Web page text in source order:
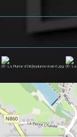
(© :La Plume d’Oie)la-plume-d-oie-6.jpg (© :La